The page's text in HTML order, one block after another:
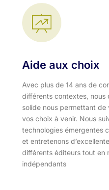
Aide aux choix
Avec plus de 14 ans de
différents contextes, nous
solide nous permettant
vos choix à venir. Nous
technologies émergentes
et entretenons
différents éditeurs tout en
indépendants